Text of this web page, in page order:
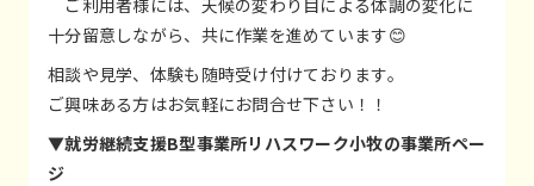
十分留意しながら、共に作業を進めています😊
相談や見学、体験も随時受け付けております。
ご興味ある方はお気軽にお問合せ下さい！！
▼就労継続支援B型事業所リハスワーク小牧の事業所ペー
ジ